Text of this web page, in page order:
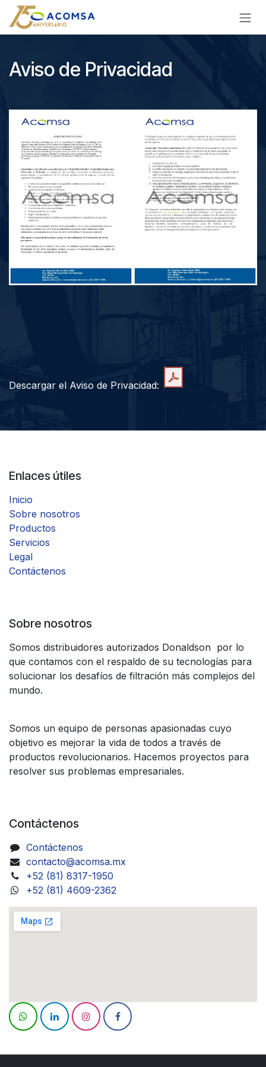
Ir al contenido
Aviso de Privacidad
Descargar el Aviso de Privacidad:
Enlaces útiles
Inicio
Sobre nosotros
Productos
Servicios
Legal
Contáctenos
Sobre nosotros
Somos distribuidores autorizados Donaldson por lo
que contamos con el respaldo de su tecnologías para
solucionar los desafíos de filtración más complejos del
mundo.
Somos un equipo de personas apasionadas cuyo
objetivo es mejorar la vida de todos a través de
productos revolucionarios. Hacemos proyectos para
resolver sus problemas empresariales.
Contáctenos
Contáctenos
contacto@acomsa.mx
+52 (81) 8317-1950
+52 (81) 4609-2362